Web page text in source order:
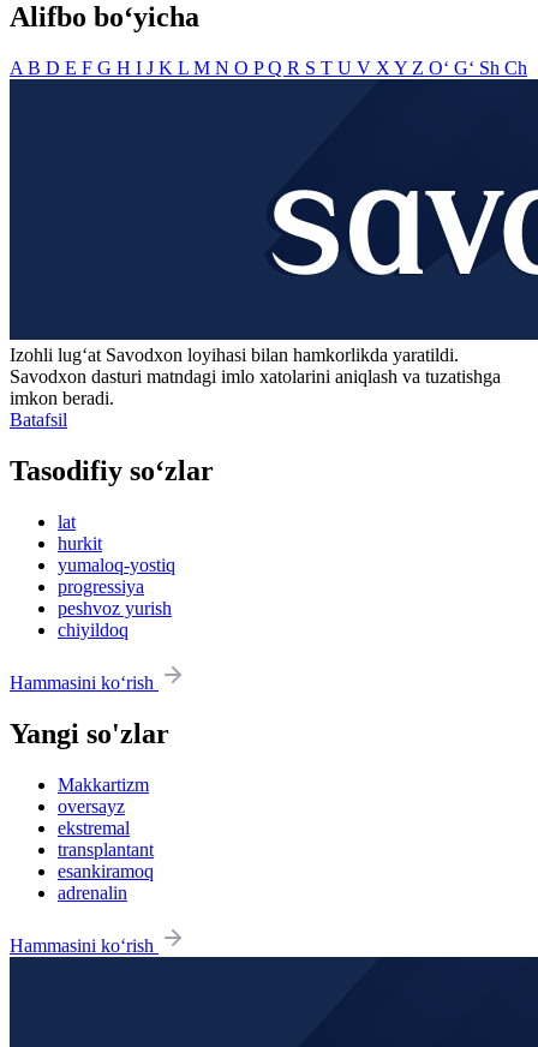
Alifbo bo‘yicha
A B D E F G H I J K L M N O PQ R S T U V X Y Z O‘ G‘ Sh Ch
Izohli lugʻat Savodxon loyihasi bilan hamkorlikda yaratildi.
Savodxon dasturi matndagi imlo xatolarini aniqlash va tuzatishga
imkon beradi.
Batafsil
Tasodifiy so‘zlar
lat
hurkit
yumaloq-yostiq
progressiya
peshvoz yurish
chiyildoq
Hammasini ko‘rish
Yangi so'zlar
Makkartizm
oversayz
ekstremal
transplantant
esankiramoq
adrenalin
Hammasini ko‘rish